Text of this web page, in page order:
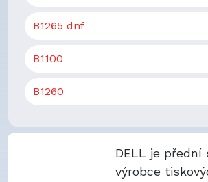
B1265 dnf
B1100
B1260
DELL je přední
výrobce